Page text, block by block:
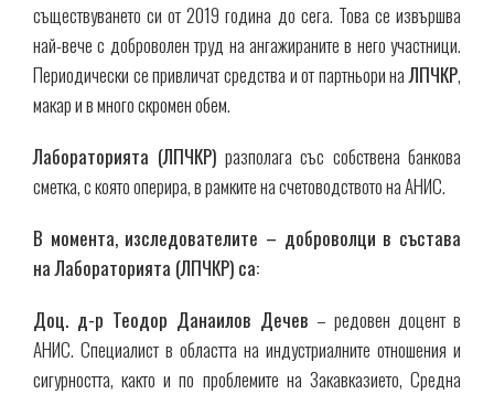
съществуването си от 2019 година до сега. Това се извършва
най-вече с доброволен труд на ангажираните в него участници.
Периодически се привличат средства и от партньори наЛПЧКР,
макар и в много скромен обем.
Лабораторията (ЛПЧКР) разполага със собствена банкова
сметка, с която оперира, в рамките на счетоводството на АНИС.
В момента, изследователите – доброволци в състава
на Лабораторията (ЛПЧКР) са:
Доц. д-р Теодор Данаилов Дечев – редовен доцент в
АНИС. Специалист в областта на индустриалните отношения и
сигурността, както и по проблемите на Закавказието, Средна